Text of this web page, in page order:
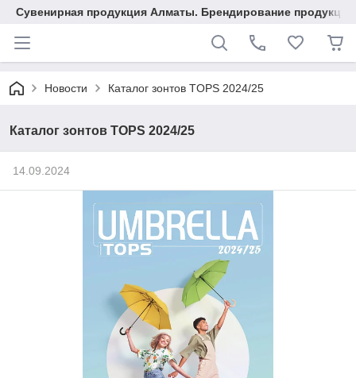
Сувенирная продукция Алматы. Брендирование
Новости Каталог зонтов TOPS 2024/25
Каталог зонтов TOPS 2024/25
14.09.2024